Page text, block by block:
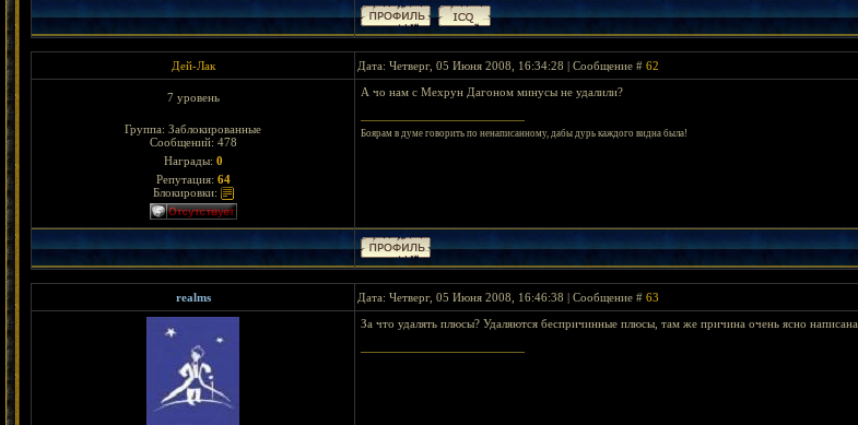
Дей-Лак Дата: Четверг, 05 Июня 2008, 16:34:28 | Сообщение # 62
7 уровень
Группа: Заблокированные
Сообщений: 478
Награды: 0
Репутация: 64
Блокировки:
А чо нам с Мехрун Дагоном минусы не удалили?
Боярам в думе говорить по ненаписанному, дабы дурь каждого видна была!
realms Дата: Четверг, 05 Июня 2008, 16:46:38 | Сообщение # 63
За что удалять плюсы? Удаляются беспричинные плюсы, там же причина очень ясно написана.